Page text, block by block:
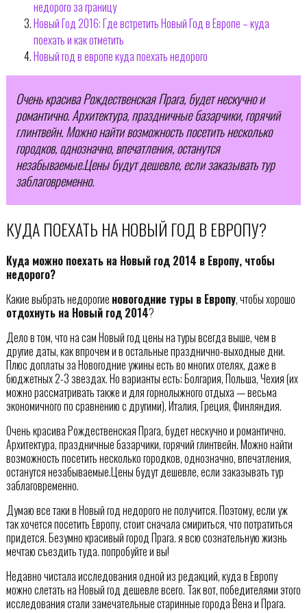
недорого за границу
Новый Год 2016: Где встретить Новый Год в Европе – куда
поехать и как отметить
Новый год в европе куда поехать недорого
Очень красива Рождественская Прага, будет нескучно и
романтично. Архитектура, праздничные базарчики, горячий
глинтвейн. Можно найти возможность посетить несколько
городков, однозначно, впечатления, останутся
незабываемые.Цены будут дешевле, если заказывать тур
заблаговременно.
КУДА ПОЕХАТЬ НА НОВЫЙ ГОД В ЕВРОПУ?
Куда можно поехать на Новый год 2014 в Европу, чтобы
недорого?
Какие выбрать недорогие новогодние туры в Европу, чтобы хорошо
отдохнуть на Новый год 2014?
Дело в том, что на сам Новый год цены на туры всегда выше, чем в
другие даты, как впрочем и в остальные празднично-выходные дни.
Плюс доплаты за Новогодние ужины есть во многих отелях, даже в
бюджетных 2-3 звездах. Но варианты есть: Болгария, Польша, Чехия (их
можно рассматривать также и для горнолыжного отдыха — весьма
экономичного по сравнению с другими), Италия, Греция, Финляндия.
Очень красива Рождественская Прага, будет нескучно и романтично.
Архитектура, праздничные базарчики, горячий глинтвейн. Можно найти
возможность посетить несколько городков, однозначно, впечатления,
останутся незабываемые.Цены будут дешевле, если заказывать тур
заблаговременно.
Думаю все таки в Новый год недорого не получится. Поэтому, если уж
так хочется посетить Европу, стоит сначала смириться, что потратиться
придется. Безумно красивый город Прага. я всю сознательную жизнь
мечтаю съездить туда. попробуйте и вы!
Недавно чистала исследования одной из редакций, куда в Европу
можно слетать на Новый год дешевле всего. Так вот, победителями этого
исследования стали замечательные старинные города Вена и Прага.